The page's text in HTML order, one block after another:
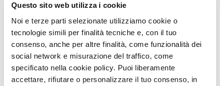
Questo sito web utilizza i cookie
Noi e terze parti selezionate utilizziamo cookie o
tecnologie simili per finalità tecniche e, con il tuo
consenso, anche per altre finalità, come funzionalità dei
social network e misurazione del traffico, come
specificato nella cookie policy. Puoi liberamente
accettare, rifiutare o personalizzare il tuo consenso, in
Ultimi articoli